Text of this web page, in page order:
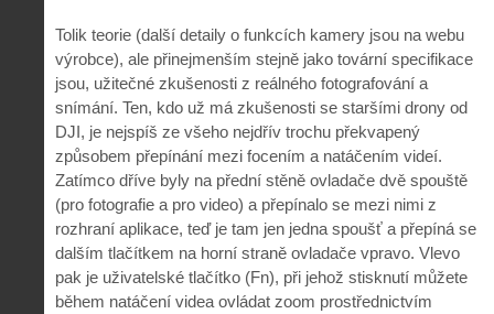
Tolik teorie (další detaily o funkcích kamery jsou na webu
výrobce), ale přinejmenším stejně jako tovární specifikace
jsou, užitečné zkušenosti z reálného fotografování a
snímání. Ten, kdo už má zkušenosti se staršími drony od
DJI, je nejspíš ze všeho nejdřív trochu překvapený
způsobem přepínání mezi focením a natáčením videí.
Zatímco dříve byly na přední stěně ovladače dvě spouště
(pro fotografie a pro video) a přepínalo se mezi nimi z
rozhraní aplikace, teď je tam jen jedna spoušť a přepíná se
dalším tlačítkem na horní straně ovladače vpravo. Vlevo
pak je uživatelské tlačítko (Fn), při jehož stisknutí můžete
během natáčení videa ovládat zoom prostřednictvím